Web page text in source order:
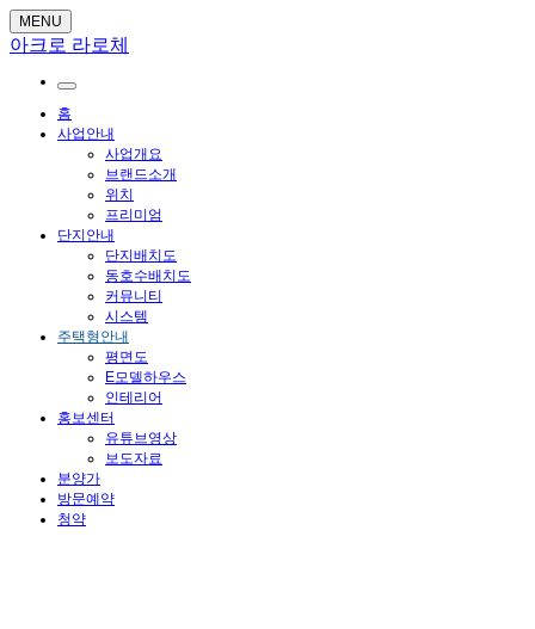
MENU
아크로 라로체
홈
사업안내
사업개요
브랜드소개
위치
프리미엄
단지안내
단지배치도
동호수배치도
커뮤니티
시스템
주택형안내
평면도
E모델하우스
인테리어
홍보센터
유튜브영상
보도자료
분양가
방문예약
청약